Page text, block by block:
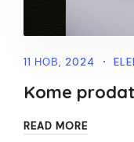
11 НОВ, 2024
Kome
READ MORE